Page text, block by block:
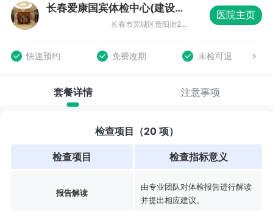
长春爱康国宾体检中心(建设分院)
长春市宽城区贵阳街287号建设大厦3层302-312室
医院主页
快速预约 免费改期 未检可退
套餐详情 注意事项
检查项目（20 项）
检查项目 检查指标意义
报告解读
由专业团队对体检报告进行解读
并提出相应建议。